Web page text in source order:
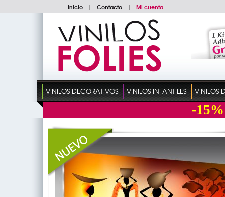
Inicio | Contacto | Mi cuenta
VINILOS DECORATIVOS VINILOS INFANTILES VINILOS
-15%